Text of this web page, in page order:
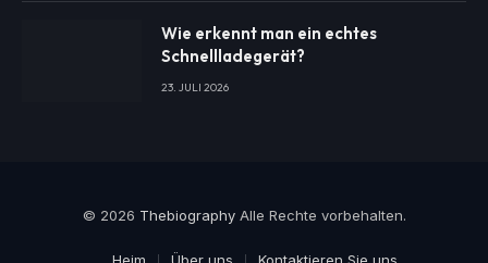
Wie erkennt man ein echtes
Schnellladegerät?
23. JULI 2026
© 2026 ThebiographyAlle Rechte vorbehalten.
Heim Über uns Kontaktieren Sie uns